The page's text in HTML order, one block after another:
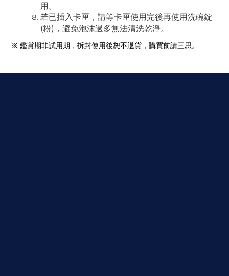
用。
若已插入卡匣，請等卡匣使用完後再使用洗碗錠
(粉)，避免泡沫過多無法清洗乾淨。
※ 鑑賞期非試用期，拆封使用後恕不退貨，購買前請三思。